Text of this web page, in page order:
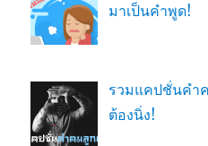
มาเป็นคำพูด!
รวมแคปชั่นคำ
ต้องนิ่ง!